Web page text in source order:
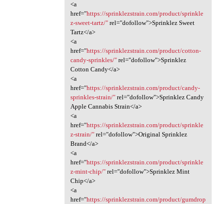
<a
href="https://sprinklezstrain.com/product/sprinkle
z-sweet-tartz/"rel="dofollow">Sprinklez Sweet
Tartz</a>
<a
href="https://sprinklezstrain.com/product/cotton-
candy-sprinkles/"rel="dofollow">Sprinklez
Cotton Candy</a>
<a
href="https://sprinklezstrain.com/product/candy-
sprinkles-strain/"rel="dofollow">Sprinklez Candy
Apple Cannabis Strain</a>
<a
href="https://sprinklezstrain.com/product/sprinkle
z-strain/"rel="dofollow">Original Sprinklez
Brand</a>
<a
href="https://sprinklezstrain.com/product/sprinkle
z-mint-chip/"rel="dofollow">Sprinklez Mint
Chip</a>
<a
href="https://sprinklezstrain.com/product/gumdrop